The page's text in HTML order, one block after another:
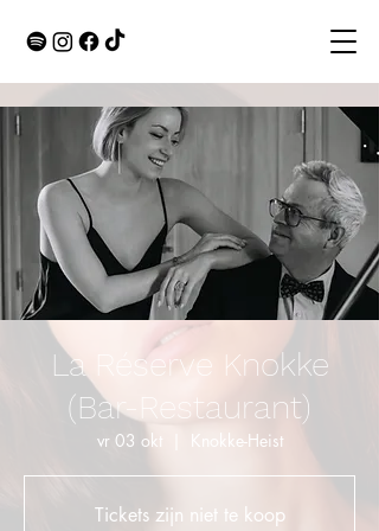
La Réserve Knokke
(Bar-Restaurant)
vr 03 okt
  |
Knokke-Heist
Tickets zijn niet te koop